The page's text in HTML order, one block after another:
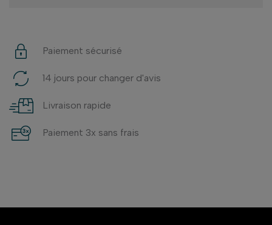
Paiement sécurisé
14 jours pour changer d'avis
Livraison rapide
Paiement 3x sans frais